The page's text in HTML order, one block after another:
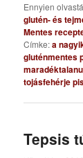
Ennyien
glutén- és
Mentes
Címke:a
gluténmentes
tojásfehérje
Tepsis